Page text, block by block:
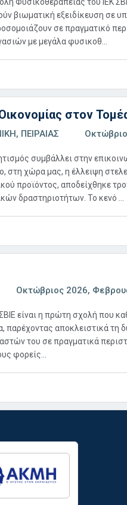
βιωματική εξειδίκευση σε
σε πραγματικό
με μεγάλα φυσικοθ...
στον
ΠΕΙΡΑΙΑΣ
συμβάλλει στην
στη χώρα μας, η έλλειψη
προϊόντος, αποδείχθηκε
δραστηριοτήτων. Το κενό ...
Οκτώβριος 2026,
είναι η πρώτη σχολή που
παρέχοντας αποκλειστικά τη
του σε πραγματικά
φορείς...